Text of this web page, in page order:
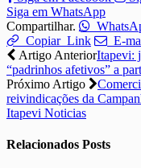
Siga em WhatsApp
Compartilhar.
Copiar Link
E-
Artigo AnteriorItapevi:
“padrinhos afetivos” a
Próximo Artigo
reivindicações da
Itapevi Noticias
Relacionados Posts